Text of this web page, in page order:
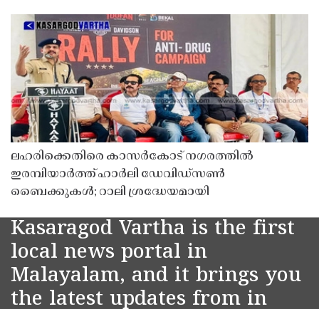
ലഹരിക്കെതിരെ കാസർകോട് നഗരത്തിൽ
ഇരമ്പിയാർത്ത് ഹാർലി ഡേവിഡ്‌സൺ
ബൈക്കുകൾ; റാലി ശ്രദ്ധേയമായി
Kasaragod Vartha is the first
local news portal in
Malayalam, and it brings you
the latest updates from in